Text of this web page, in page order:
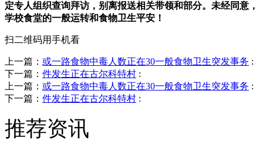
定专人组织查询拜访，别离报送相关带领和部分。未经同意，
学校食堂的一般运转和食物卫生平安！
扫二维码用手机看
上一篇： 或一路食物中毒人数正在30一般食物卫生突发事务 :
下一篇： 件发生正在古尔科特村 :
上一篇： 或一路食物中毒人数正在30一般食物卫生突发事务 :
下一篇： 件发生正在古尔科特村 :
推荐资讯